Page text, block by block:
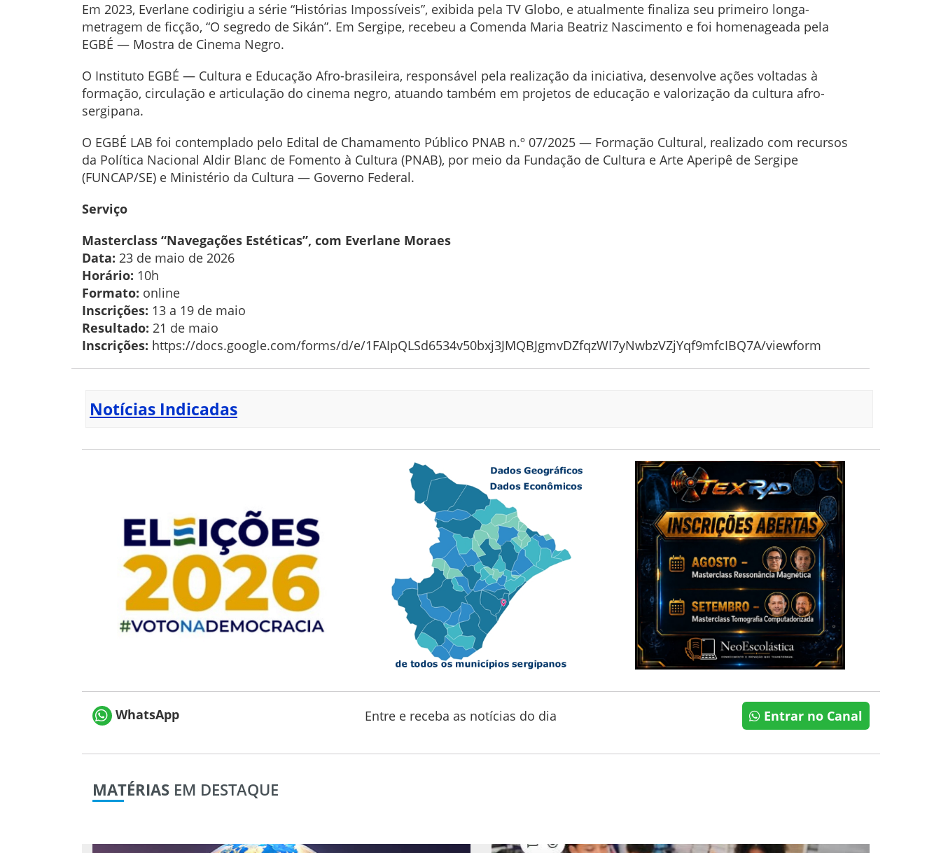
Em 2023, Everlane codirigiu a série “Histórias Impossíveis”, exibida pela TV Globo, e atualmente finaliza seu primeiro longa-
metragem de ficção, “O segredo de Sikán”. Em Sergipe, recebeu a Comenda Maria Beatriz Nascimento e foi homenageada pela
EGBÉ — Mostra de Cinema Negro.
O Instituto EGBÉ — Cultura e Educação Afro-brasileira, responsável pela realização da iniciativa, desenvolve ações voltadas à
formação, circulação e articulação do cinema negro, atuando também em projetos de educação e valorização da cultura afro-
sergipana.
O EGBÉ LAB foi contemplado pelo Edital de Chamamento Público PNAB n.º 07/2025 — Formação Cultural, realizado com recursos
da Política Nacional Aldir Blanc de Fomento à Cultura (PNAB), por meio da Fundação de Cultura e Arte Aperipê de Sergipe
(FUNCAP/SE) e Ministério da Cultura — Governo Federal.
Serviço
Masterclass “Navegações Estéticas”, com Everlane Moraes
Data: 23 de maio de 2026
Horário: 10h
Formato: online
Inscrições: 13 a 19 de maio
Resultado: 21 de maio
Inscrições: https://docs.google.com/forms/d/e/1FAIpQLSd6534v50bxj3JMQBJgmvDZfqzWI7yNwbzVZjYqf9mfcIBQ7A/viewform
Notícias Indicadas
WhatsApp Entre e receba as notícias do dia Entrar no Canal
MATÉRIAS EM DESTAQUE